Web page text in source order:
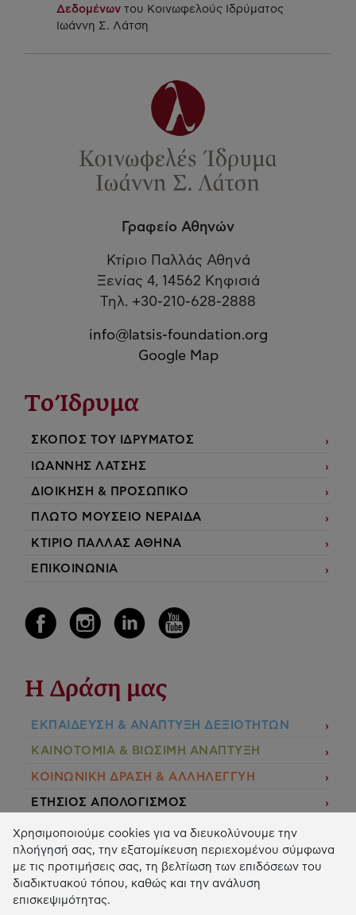
Δεδομένων του Κοινωφελούς Ιδρύματος
Ιωάννη Σ. Λάτση
Γραφείο Αθηνών
Κτίριο Παλλάς Αθηνά
Ξενίας 4, 14562 Κηφισιά
Τηλ. +30-210-628-2888
info@latsis-foundation.org
Google Map
Το Ίδρυμα
ΣΚΟΠΟΣ ΤΟΥ ΙΔΡΥΜΑΤΟΣ
ΙΩΑΝΝΗΣ ΛΑΤΣΗΣ
ΔΙΟΙΚΗΣΗ & ΠΡΟΣΩΠΙΚΟ
ΠΛΩΤΟ ΜΟΥΣΕΙΟ ΝΕΡΑΙΔΑ
ΚΤΙΡΙΟ ΠΑΛΛΑΣ ΑΘΗΝΑ
ΕΠΙΚΟΙΝΩΝΙΑ
Η Δράση μας
ΕΚΠΑIΔΕΥΣΗ & ΑΝΑΠΤΥΞΗ ΔΕΞΙΟΤΗΤΩΝ
ΚΑΙΝΟΤΟΜΙΑ & ΒΙΩΣΙΜΗ ΑΝΑΠΤΥΞΗ
ΚΟΙΝΩΝΙΚΗ ΔΡΑΣΗ & ΑΛΛΗΛΕΓΓΥΗ
ΕΤΗΣΙΟΣ ΑΠΟΛΟΓΙΣΜΟΣ
E-LIBRARY
ΧΡΗΜΑΤΟΔΟΤΗΣΕΙΣ
ΑΙΤΗΣΗ ΧΡΗΜΑΤΟΔΟΤΗΣΗΣ
Χρησιμοποιούμε cookies για να διευκολύνουμε την
πλοήγησή σας, την εξατομίκευση περιεχομένου σύμφωνα
με τις προτιμήσεις σας, τη βελτίωση των επιδόσεων του
διαδικτυακού τόπου, καθώς και την ανάλυση
επισκεψιμότητας.